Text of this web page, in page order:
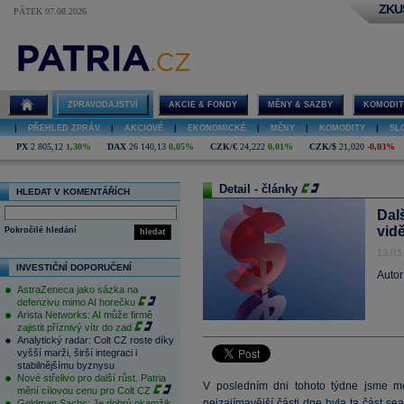
PÁTEK 07.08.2026
ZPRAVODAJSTVÍ AKCIE & FONDY MĚNY & SAZBY
PŘEHLED ZPRÁV AKCIOVÉ EKONOMICKÉ MĚNY KOMODITY
PX 2 805,12 1,30% DAX 26 140,13 0,05% CZK/€ 24,222 0,01% CZK/$ 21,020 -0,03%
HLEDAT V KOMENTÁŘÍCH
hledat
Pokročilé hledání
INVESTIČNÍ DOPORUČENÍ
AstraZeneca jako sázka na
defenzivu mimo AI horečku
Arista Networks: AI může firmě
zajistit příznivý vítr do zad
Analytický radar: Colt CZ roste díky
vyšší marži, širší integraci i
stabilnějšímu byznysu
Nové střelivo pro další růst. Patria
mění cílovou cenu pro Colt CZ
Detail - články
V posledním dni tohoto týdne jsme